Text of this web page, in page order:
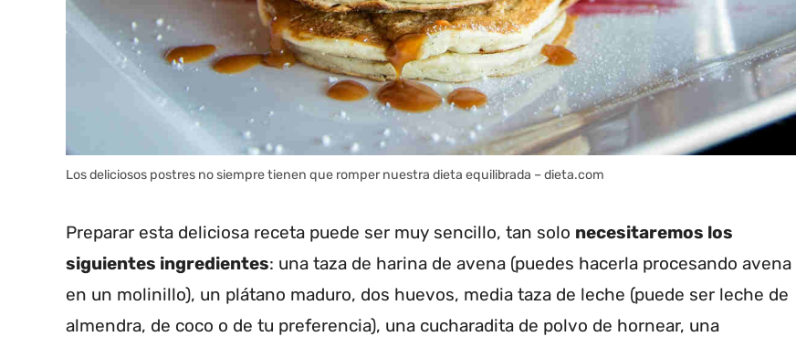
Los deliciosos postres no siempre tienen que romper nuestra dieta equilibrada – dieta.com
Preparar esta deliciosa receta puede ser muy sencillo, tan solo necesitaremos los
siguientes ingredientes: una taza de harina de avena (puedes hacerla procesando avena
en un molinillo), un plátano maduro, dos huevos, media taza de leche (puede ser leche de
almendra, de coco o de tu preferencia), una cucharadita de polvo de hornear, una